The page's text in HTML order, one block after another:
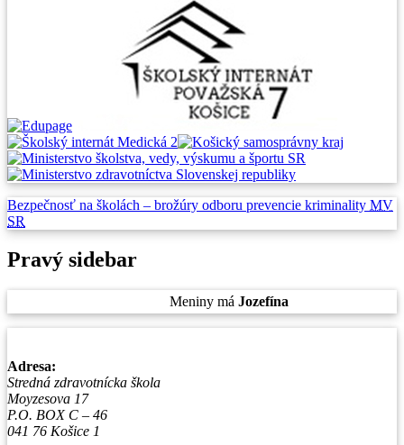
Bezpečnosť na školách – brožúry odboru prevencie kriminality MV
SR
Pravý sidebar
Meniny má Jozefína
Adresa:
Stredná zdravotnícka škola
Moyzesova 17
P.O. BOX C – 46
041 76 Košice 1